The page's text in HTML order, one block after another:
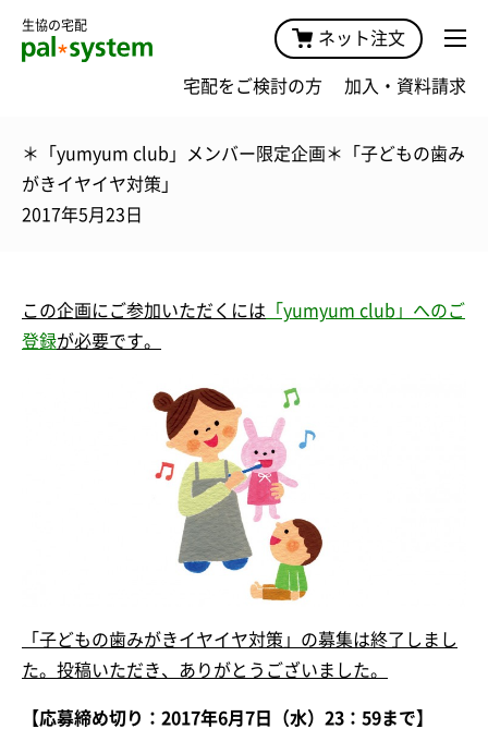
生協の宅配
ネット注文
宅配をご検討の方 加入・資料請求
＊「yumyum club」メンバー限定企画＊「子どもの歯み
がきイヤイヤ対策」
2017年5月23日
この企画にご参加いただくには 「yumyum club」へのご
登録が必要です。
「子どもの歯みがきイヤイヤ対策」の募集は終了しまし
た。投稿いただき、ありがとうございました。
【応募締め切り：2017年6月7日（水）23：59まで】